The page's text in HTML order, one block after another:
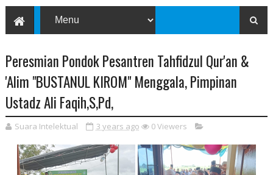
Peresmian Pondok Pesantren Tahfidzul Qur'an &
'Alim "BUSTANUL KIROM" Menggala, Pimpinan
Ustadz Ali Faqih,S,Pd,
Suara Intelektual 3 years ago 0Viewers